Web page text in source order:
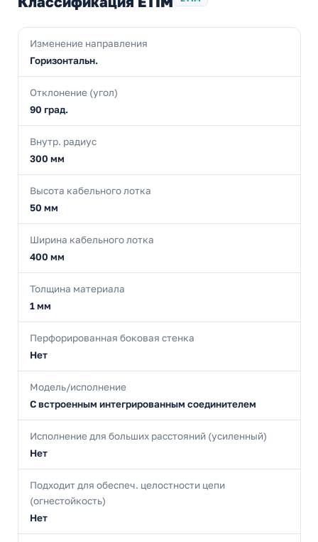
Изменение направления
Горизонтальн.
Отклонение (угол)
90 град.
Внутр. радиус
300 мм
Высота кабельного лотка
50 мм
Ширина кабельного лотка
400 мм
Толщина материала
1 мм
Перфорированная боковая стенка
Нет
Модель/исполнение
С встроенным интегрированным соединителем
Исполнение для больших расстояний (усиленный)
Нет
Подходит для обеспеч. целостности цепи
(огнестойкость)
Нет